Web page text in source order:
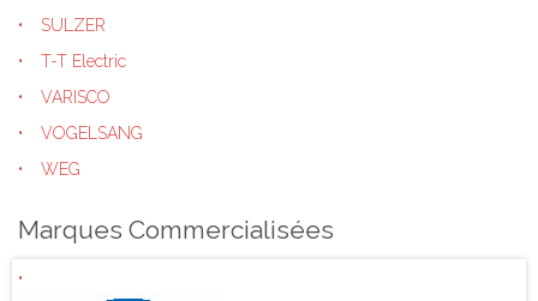
SULZER
T-T Electric
VARISCO
VOGELSANG
WEG
Marques Commercialisées